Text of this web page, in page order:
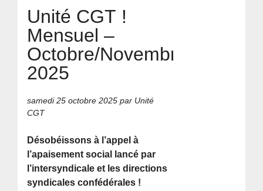
Unité CGT !
Mensuel –
Octobre/Novembre
2025
samedi 25 octobre 2025 par Unité
CGT
Désobéissons à l’appel à
l’apaisement social lancé par
l’intersyndicale et les directions
syndicales confédérales !